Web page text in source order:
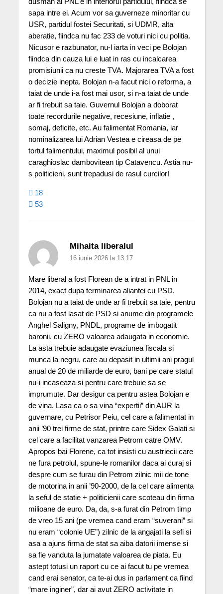
sapa intre ei. Acum vor sa guverneze minoritar cu
USR, partidul fostei Securitati, si UDMR, alta
aberatie, fiindca nu fac 233 de voturi nici cu politia.
Nicusor e razbunator, nu-l iarta in veci pe Bolojan
fiindca din cauza lui e luat in ras cu incalcarea
promisiunii ca nu creste TVA. Majorarea TVA a fost
o decizie inepta. Bolojan n-a facut nici o reforma, a
taiat de unde i-a fost mai usor, si n-a taiat de unde
ar fi trebuit sa taie. Guvernul Bolojan a doborat
toate recordurile negative, recesiune, inflatie ,
somaj, deficite, etc. Au falimentat Romania, iar
nominalizarea lui Adrian Vestea e cireasa de pe
tortul falimentului, maximul posibil al unui
caraghioslac dambovitean tip Catavencu. Astia nu-
s politicieni, sunt trepadusi de rasul curcilor!
18
53
Mihaita liberalul
16 iunie 2026 la 13:17
Mare liberal a fost Florean de a intrat in PNL in
2014, exact dupa terminarea aliantei cu PSD.
Bolojan nu a taiat de unde ar fi trebuit sa taie, pentru
ca nu a fost lasat de PSD si anume din programele
Anghel Saligny, PNDL, programe de imbogatit
baronii, cu ZERO valoarea adaugata in economie.
La asta trebuie adaugate evaziunea fiscala si
munca la negru, care au depasit in ultimii ani pragul
anual de 20 de miliarde de euro, bani pe care statul
nu-i incaseaza si pentru care trebuie sa se
imprumute. Dar desigur ca pentru astea Bolojan e
de vina. Lasa ca o sa vina “expertii” din AUR la
guvernare, cu Petrisor Peiu, cel care a falimentat in
anii ’90 trei firme de stat, printre care Sidex Galati si
cel care a facilitat vanzarea Petrom catre OMV.
Apropos bai Florene, ca tot insisti cu austriecii care
ne fura petrolul, spune-le romanilor daca ai curaj si
despre cum se furau din Petrom zilnic mii de tone
de motorina in anii ’90-2000, de la cel care alimenta
la seful de statie + politicienii care scoteau din firma
milioane de euro. Da, da, s-a furat din Petrom timp
de vreo 15 ani (pe vremea cand eram “suverani” si
nu eram “colonie UE”) zilnic de la angajati la sefi si
asa a ajuns firma de stat sa aiba datorii imense si
sa fie vanduta la jumatate valoarea de piata. Eu
astept totusi un raport cu ce ai facut tu pe vremea
cand erai senator, ca te-ai dus in parlament ca fiind
“mare inginer”, dar ai avut ZERO activitate in